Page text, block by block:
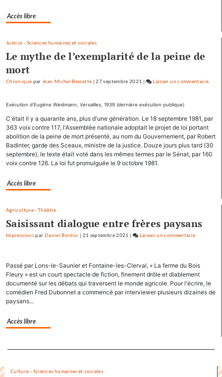
Accès libre
Justice - Sciences humaines et sociales
Le mythe de l’exemplarité de la peine de
mort
Chronique par Jean-Michel Bessette |27 septembre 2021 | Laisser un commentaire
»
Exécution d’Eugène Weidmann, Versailles, 1939 (dernière exécution publique)
C'était il y a quarante ans, plus d'une génération. Le 18 septembre 1981, par
363 voix contre 117, l'Assemblée nationale adoptait le projet de loi portant
abolition de la peine de mort présenté, au nom du Gouvernement, par Robert
Badinter, garde des Sceaux, ministre de la justice. Douze jours plus tard (30
septembre), le texte était voté dans les mêmes termes par le Sénat, par 160
voix contre 126. La loi fut promulguée le 9 octobre 1981.
Accès libre
Agriculture-Théâtre
Saisissant dialogue entre frères paysans
Impressionspar Daniel Bordür | 21 septembre 2021 | Laisser un commentaire
le
titre
«
Passé par Lons-le-Saunier et Fontaine-les-Clerval, « La ferme du Bois
Fleury » est un court spectacle de fiction, finement drôle et diablement
documenté sur les débats qui traversent le monde agricole. Pour l'écrire, le
comédien Fred Dubonnet a commencé par interviewer plusieurs dizaines de
paysans...
Accès libre
Culture - Sciences humaines et sociales